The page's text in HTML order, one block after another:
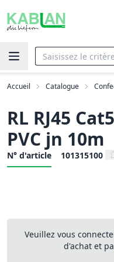
Accueil Catalogue
RL RJ45
PVC jn 10m
N° d'article 101315100
Veuillez vous
d'achat et